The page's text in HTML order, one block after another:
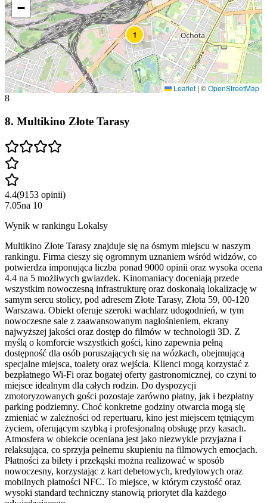
1
−
Leaflet | ©OpenStreetMap
8
8. Multikino Złote Tarasy
4.4(9153 opinii)
7.05na 10
Wynik w rankingu Lokalsy
Multikino Złote Tarasy znajduje się na ósmym miejscu w naszym
rankingu. Firma cieszy się ogromnym uznaniem wśród widzów, co
potwierdza imponująca liczba ponad 9000 opinii oraz wysoka ocena
4.4 na 5 możliwych gwiazdek. Kinomaniacy doceniają przede
wszystkim nowoczesną infrastrukturę oraz doskonałą lokalizację w
samym sercu stolicy, pod adresem Złote Tarasy, Złota 59, 00-120
Warszawa. Obiekt oferuje szeroki wachlarz udogodnień, w tym
nowoczesne sale z zaawansowanym nagłośnieniem, ekrany
najwyższej jakości oraz dostęp do filmów w technologii 3D. Z
myślą o komforcie wszystkich gości, kino zapewnia pełną
dostępność dla osób poruszających się na wózkach, obejmującą
specjalne miejsca, toalety oraz wejścia. Klienci mogą korzystać z
bezpłatnego Wi-Fi oraz bogatej oferty gastronomicznej, co czyni to
miejsce idealnym dla całych rodzin. Do dyspozycji
zmotoryzowanych gości pozostaje zarówno płatny, jak i bezpłatny
parking podziemny. Choć konkretne godziny otwarcia mogą się
zmieniać w zależności od repertuaru, kino jest miejscem tętniącym
życiem, oferującym szybką i profesjonalną obsługę przy kasach.
Atmosfera w obiekcie oceniana jest jako niezwykle przyjazna i
relaksująca, co sprzyja pełnemu skupieniu na filmowych emocjach.
Płatności za bilety i przekąski można realizować w sposób
nowoczesny, korzystając z kart debetowych, kredytowych oraz
mobilnych płatności NFC. To miejsce, w którym czystość oraz
wysoki standard techniczny stanowią priorytet dla każdego